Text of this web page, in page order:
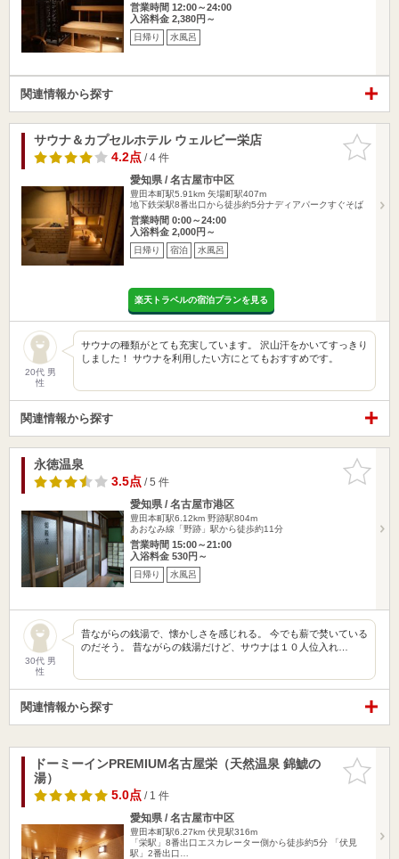
営業時間 12:00～24:00
入浴料金 2,380円～
日帰り 水風呂
関連情報から探す
お気に入
りに追加
サウナ＆カプセルホテル ウェルビー栄店
4.2点/ 4 件
愛知県 / 名古屋市中区
豊田本町駅5.91km 矢場町駅407m
地下鉄栄駅8番出口から徒歩約5分ナディアパークすぐそば
営業時間 0:00～24:00
入浴料金 2,000円～
日帰り 宿泊 水風呂
楽天トラベルの宿泊プランを見る
20代 男
性
サウナの種類がとても充実しています。 沢山汗をかいてすっきり
しました！ サウナを利用したい方にとてもおすすめです。
関連情報から探す
お気に入
りに追加
永徳温泉
3.5点/ 5 件
愛知県 / 名古屋市港区
豊田本町駅6.12km 野跡駅804m
あおなみ線「野跡」駅から徒歩約11分
営業時間 15:00～21:00
入浴料金 530円～
日帰り 水風呂
30代 男
性
昔ながらの銭湯で、懐かしさを感じれる。 今でも薪で焚いている
のだそう。 昔ながらの銭湯だけど、サウナは１０人位入れ…
関連情報から探す
お気に入
りに追加
ドーミーインPREMIUM名古屋栄（天然温泉 錦鯱の
湯）
5.0点/ 1 件
愛知県 / 名古屋市中区
豊田本町駅6.27km 伏見駅316m
「栄駅」8番出口エスカレーター側から徒歩約5分 「伏見
駅」2番出口…